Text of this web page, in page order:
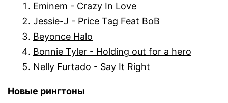
Eminem - Crazy In Love
Jessie-J - Price Tag Feat BoB
Beyonce Halo
Bonnie Tyler - Holding out for a hero
Nelly Furtado - Say It Right
Новые рингтоны